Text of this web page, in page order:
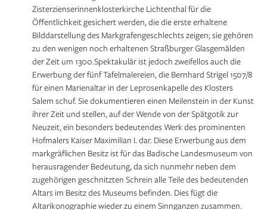
Zisterzienserinnenklosterkirche Lichtenthal für die
Öffentlichkeit gesichert werden, die die erste erhaltene
Bilddarstellung des Markgrafengeschlechts zeigen; sie gehören
zu den wenigen noch erhaltenen Straßburger Glasgemälden
der Zeit um 1300.Spektakulär ist jedoch zweifellos auch die
Erwerbung der fünf Tafelmalereien, die Bernhard Strigel 1507/8
für einen Marienaltar in der Leprosenkapelle des Klosters
Salem schuf. Sie dokumentieren einen Meilenstein in der Kunst
ihrer Zeit und stellen, auf der Wende von der Spätgotik zur
Neuzeit, ein besonders bedeutendes Werk des prominenten
Hofmalers Kaiser Maximilian I. dar. Diese Erwerbung aus dem
markgräflichen Besitz ist für das Badische Landesmuseum von
herausragender Bedeutung, da sich nunmehr neben dem
zugehörigen geschnitzten Schrein alle Teile des bedeutenden
Altars im Besitz des Museums befinden. Dies fügt die
Altarikonographie wieder zu einem Sinnganzen zusammen.